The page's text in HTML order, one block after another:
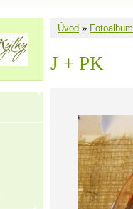
Úvod » Fotoalbum
J + PK